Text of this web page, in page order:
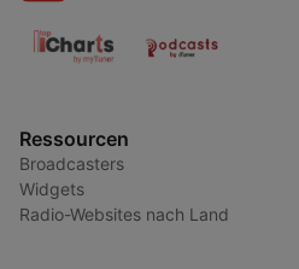
Ressourcen
Broadcasters
Widgets
Radio-Websites nach Land